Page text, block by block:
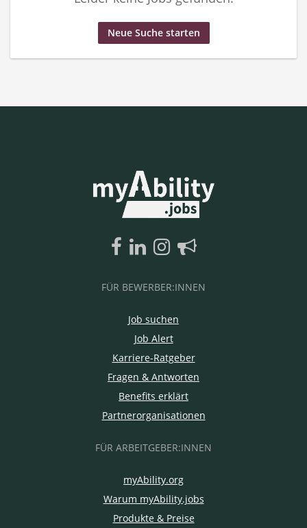
Neue Suche starten
FÜR BEWERBER:INNEN
Job suchen
Job Alert
Karriere-Ratgeber
Fragen & Antworten
Benefits erklärt
Partnerorganisationen
FÜR ARBEITGEBER:INNEN
myAbility.org
Warum myAbility.jobs
Produkte & Preise